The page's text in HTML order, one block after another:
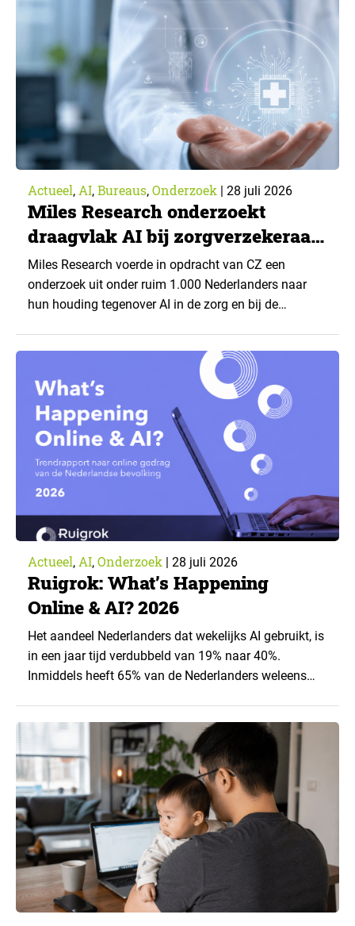
Actueel, AI, Bureaus, Onderzoek | 28 juli 2026
Miles Research onderzoekt
draagvlak AI bij zorgverzekeraar
CZ
Miles Research voerde in opdracht van CZ een
onderzoek uit onder ruim 1.000 Nederlanders naar
hun houding tegenover AI in de zorg en bij de
toepassingen, en waar trekken zij een grens? Dit
artikel is aangeleverd door kennispartner Miles
Research. ▼ De uitkomsten zijn…
Actueel, AI, Onderzoek | 28 juli 2026
Ruigrok: What’s Happening
Online & AI? 2026
Het aandeel Nederlanders dat wekelijks AI gebruikt, is
in een jaar tijd verdubbeld van 19% naar 40%.
Inmiddels heeft 65% van de Nederlanders weleens
van What’s Happening Online & AI? 2026, het
jaarlijkse trendrapport van Ruigrok onderzoek &
advies over…